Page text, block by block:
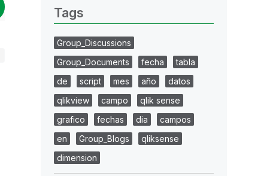
Tags
Group_Discussions
Group_Documents
fecha
tabla
de
script mes año
datos
qlikview
campo
qlik sense
grafico
fechas dia
campos
en
Group_Blogs
qliksense
dimension